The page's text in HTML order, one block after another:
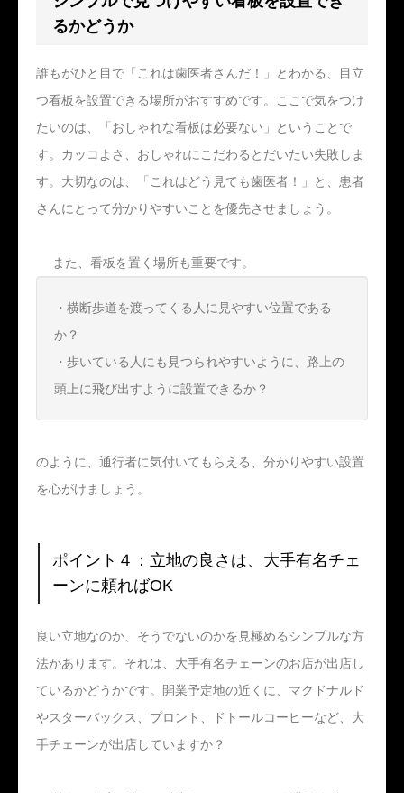
るかどうか
誰もがひと目で「これは歯医者さんだ！」とわかる、目立
つ看板を設置できる場所がおすすめです。ここで気をつけ
たいのは、「おしゃれな看板は必要ない」ということで
す。カッコよさ、おしゃれにこだわるとだいたい失敗しま
す。大切なのは、「これはどう見ても歯医者！」と、患者
さんにとって分かりやすいことを優先させましょう。
また、看板を置く場所も重要です。
・横断歩道を渡ってくる人に見やすい位置である
か？
・歩いている人にも見つられやすいように、路上の
頭上に飛び出すように設置できるか？
のように、通行者に気付いてもらえる、分かりやすい設置
を心がけましょう。
ポイント４：立地の良さは、大手有名チェ
ーンに頼ればOK
良い立地なのか、そうでないのかを見極めるシンプルな方
法があります。それは、大手有名チェーンのお店が出店し
ているかどうかです。開業予定地の近くに、マクドナルド
やスターバックス、プロント、ドトールコーヒーなど、大
手チェーンが出店していますか？